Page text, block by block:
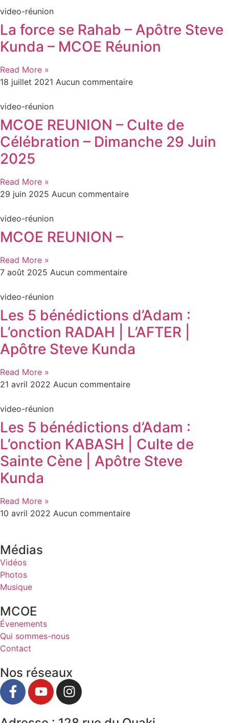
video-réunion
La force se Rahab – Apôtre Steve
Kunda – MCOE Réunion
Read More »
18 juillet 2021 Aucun commentaire
video-réunion
MCOE REUNION – Culte de
Célébration – Dimanche 29 Juin
2025
Read More »
29 juin 2025 Aucun commentaire
video-réunion
MCOE REUNION –
Read More »
7 août 2025 Aucun commentaire
video-réunion
Les 5 bénédictions d’Adam :
L’onction RADAH | L’AFTER |
Apôtre Steve Kunda
Read More »
21 avril 2022 Aucun commentaire
video-réunion
Les 5 bénédictions d’Adam :
L’onction KABASH | Culte de
Sainte Cène | Apôtre Steve
Kunda
Read More »
10 avril 2022 Aucun commentaire
Médias
Vidéos
Photos
Musique
MCOE
Évenements
Qui sommes-nous
Contact
Nos réseaux